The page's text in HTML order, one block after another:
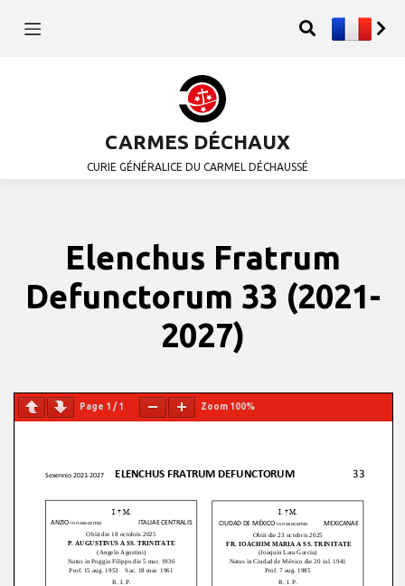
CARMES DÉCHAUX
CURIE GÉNÉRALICE DU CARMEL DÉCHAUSSÉ
Elenchus Fratrum
Defunctorum 33 (2021-
2027)
Page 1 /1 Zoom 100%